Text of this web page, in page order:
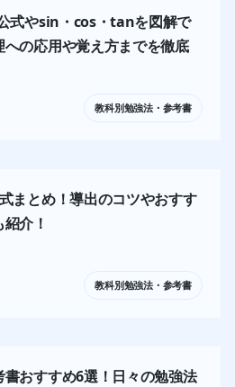
式やsin・cos・tanを図解で
の応用や覚え方までを徹底
教科別勉強法・参考書
まとめ！導出のコツやおすす
介！
教科別勉強法・参考書
おすすめ6選！日々の勉強法